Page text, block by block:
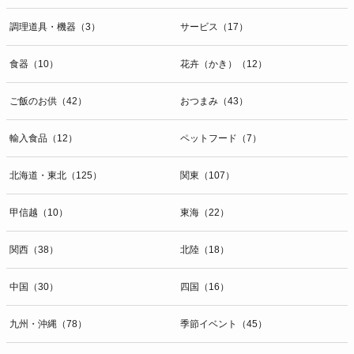
調理道具・機器（3） サービス（17）
食器（10） 花卉（かき）（12）
ご飯のお供（42） おつまみ（43）
輸入食品（12） ペットフード（7）
北海道・東北（125） 関東（107）
甲信越（10） 東海（22）
関西（38） 北陸（18）
中国（30） 四国（16）
九州・沖縄（78） 季節イベント（45）